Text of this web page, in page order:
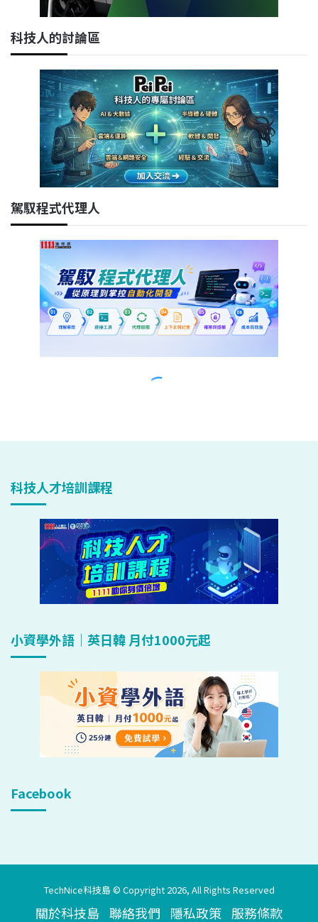
科技人才培訓課程
小資學外語｜英日韓 月付1000元起
Facebook
TechNice科技島 © Copyright 2026, All Rights Reserved
關於科技島 聯絡我們 隱私政策 服務條款